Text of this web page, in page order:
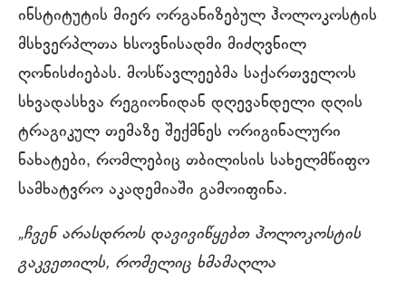
ინსტიტუტის მიერ ორგანიზებულ ჰოლოკოსტის
მსხვერპლთა ხსოვნისადმი მიძღვნილ
ღონისძიებას. მოსწავლეებმა საქართველოს
სხვადასხვა რეგიონიდან დღევანდელი დღის
ტრაგიკულ თემაზე შექმნეს ორიგინალური
ნახატები, რომლებიც თბილისის სახელმწიფო
სამხატვრო აკადემიაში გამოიფინა.
„ჩვენ არასდროს დავივიწყებთ ჰოლოკოსტის
გაკვეთილს, რომელიც ხმამაღლა